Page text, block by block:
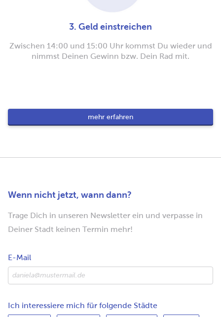
3. Geld einstreichen
Zwischen 14:00 und 15:00 Uhr kommst Du wieder und
nimmst Deinen Gewinn bzw. Dein Rad mit.
mehr erfahren
Wenn nicht jetzt, wann dann?
Trage Dich in unseren Newsletter ein und verpasse in
Deiner Stadt keinen Termin mehr!
E-Mail
Ich interessiere mich für folgende Städte